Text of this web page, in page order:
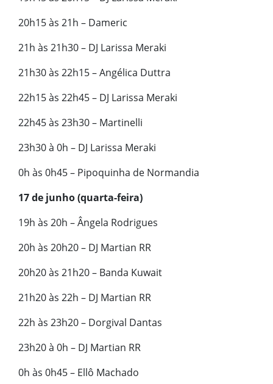
20h15 às 21h – Dameric
21h às 21h30 – DJ Larissa Meraki
21h30 às 22h15 – Angélica Duttra
22h15 às 22h45 – DJ Larissa Meraki
22h45 às 23h30 – Martinelli
23h30 à 0h – DJ Larissa Meraki
0h às 0h45 – Pipoquinha de Normandia
17 de junho (quarta-feira)
19h às 20h – Ângela Rodrigues
20h às 20h20 – DJ Martian RR
20h20 às 21h20 – Banda Kuwait
21h20 às 22h – DJ Martian RR
22h às 23h20 – Dorgival Dantas
23h20 à 0h – DJ Martian RR
0h às 0h45 – Ellô Machado